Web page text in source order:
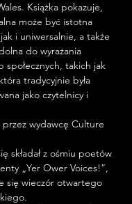
Książka pokazuje,
może być istotna
i uniwersalnie, a także
do wyrażania
społecznych, takich jak
tradycyjnie była
jako czytelnicy i
„Yer Ower Voices!”,
się wieczór otwartego